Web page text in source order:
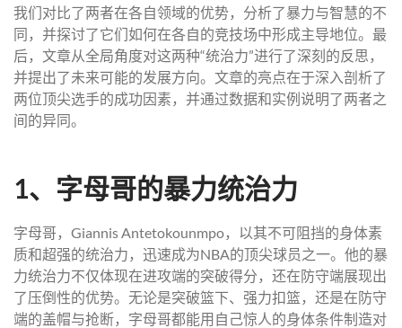
我们对比了两者在各自领域的优势，分析了暴力与智慧的不
同，并探讨了它们如何在各自的竞技场中形成主导地位。最
后，文章从全局角度对这两种“统治力”进行了深刻的反思，
并提出了未来可能的发展方向。文章的亮点在于深入剖析了
两位顶尖选手的成功因素，并通过数据和实例说明了两者之
间的异同。
1、字母哥的暴力统治力
字母哥，Giannis Antetokounmpo，以其不可阻挡的身体素
质和超强的统治力，迅速成为NBA的顶尖球员之一。他的暴
力统治力不仅体现在进攻端的突破得分，还在防守端展现出
了压倒性的优势。无论是突破篮下、强力扣篮，还是在防守
端的盖帽与抢断，字母哥都能用自己惊人的身体条件制造对